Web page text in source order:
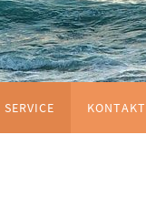
SERVICE KONTAKT